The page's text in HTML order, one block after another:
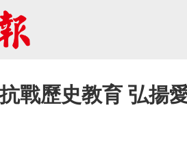
戰歷史教育 弘揚